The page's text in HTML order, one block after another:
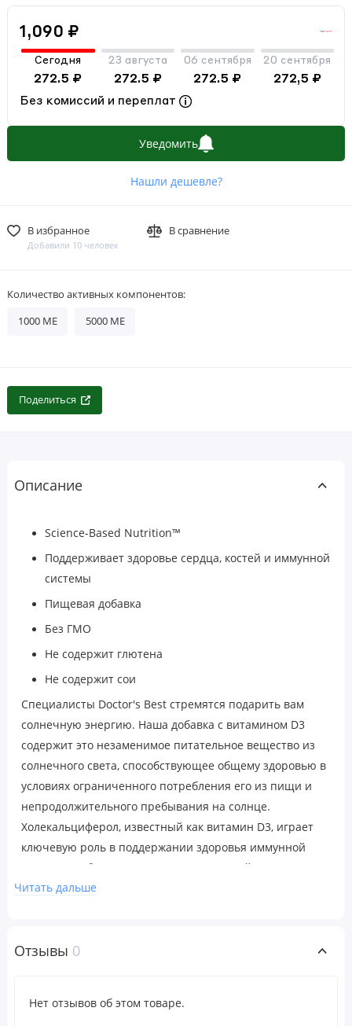
1,090 ₽
Сегодня
272.5 ₽
23 августа
272.5 ₽
06 сентября
272.5 ₽
20 сентября
272,5 ₽
Без комиссий и переплат
Уведомить
Нашли дешевле?
В избранное
Добавили 10 человек
В сравнение
Количество активных компонентов:
1000 МЕ 5000 МЕ
Поделиться
Описание
Science-Based Nutrition™
Поддерживает здоровье сердца, костей и иммунной
системы
Пищевая добавка
Без ГМО
Не содержит глютена
Не содержит сои
Специалисты Doctor's Best стремятся подарить вам
солнечную энергию. Наша добавка с витамином D3
содержит это незаменимое питательное вещество из
солнечного света, способствующее общему здоровью в
условиях ограниченного потребления его из пищи и
непродолжительного пребывания на солнце.
Холекальциферол, известный как витамин D3, играет
ключевую роль в поддержании здоровья иммунной
системы, работы сердца и крепких костей.
Поддерживает здоровье иммунной системы
организме для укрепления костей
Рекомендации по применению
Читать дальше
Отзывы 0
Нет отзывов об этом товаре.